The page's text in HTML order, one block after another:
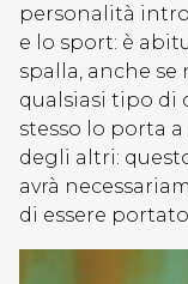
personalità
e lo sport: è
spalla, anche
qualsiasi tipo di
stesso lo porta
degli altri:
avrà
di essere